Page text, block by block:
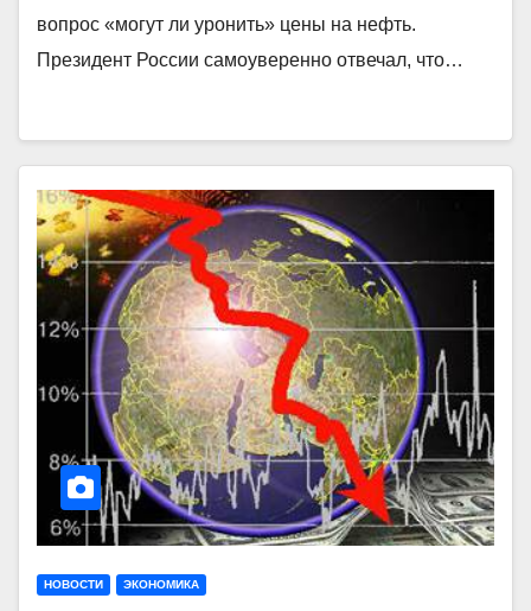
вопрос «могут ли уронить» цены на нефть.
Президент России самоуверенно отвечал, что…
НОВОСТИ ЭКОНОМИКА